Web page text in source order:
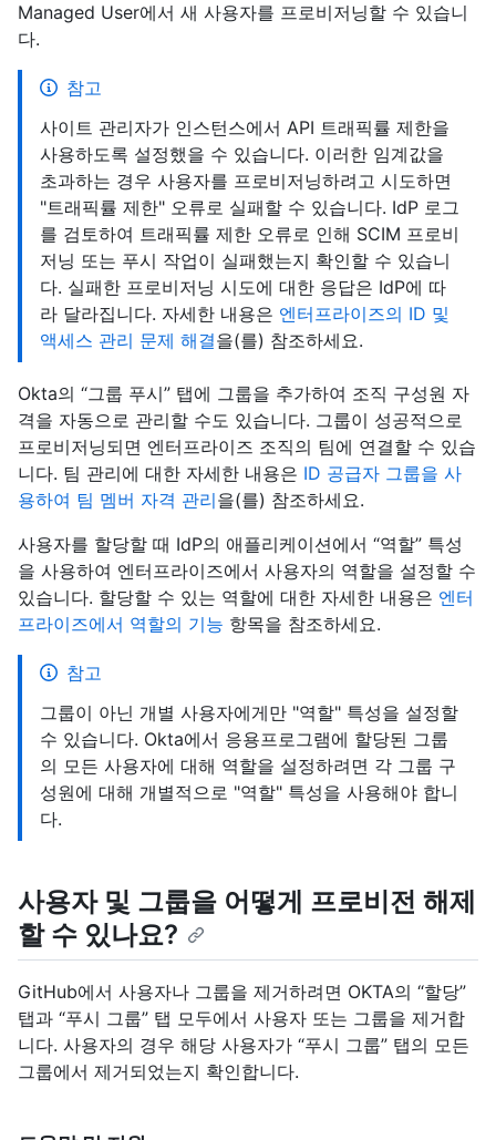
Managed User에서 새 사용자를 프로비저닝할 수 있습니
다.
참고
사이트 관리자가 인스턴스에서 API 트래픽률 제한을
사용하도록 설정했을 수 있습니다. 이러한 임계값을
초과하는 경우 사용자를 프로비저닝하려고 시도하면
"트래픽률 제한" 오류로 실패할 수 있습니다. IdP 로그
를 검토하여 트래픽률 제한 오류로 인해 SCIM 프로비
저닝 또는 푸시 작업이 실패했는지 확인할 수 있습니
다. 실패한 프로비저닝 시도에 대한 응답은 IdP에 따
라 달라집니다. 자세한 내용은 엔터프라이즈의 ID 및
액세스 관리 문제 해결을(를) 참조하세요.
Okta의 “그룹 푸시” 탭에 그룹을 추가하여 조직 구성원 자
격을 자동으로 관리할 수도 있습니다. 그룹이 성공적으로
프로비저닝되면 엔터프라이즈 조직의 팀에 연결할 수 있습
니다. 팀 관리에 대한 자세한 내용은 ID 공급자 그룹을 사
용하여 팀 멤버 자격 관리을(를) 참조하세요.
사용자를 할당할 때 IdP의 애플리케이션에서 “역할” 특성
을 사용하여 엔터프라이즈에서 사용자의 역할을 설정할 수
있습니다. 할당할 수 있는 역할에 대한 자세한 내용은 엔터
프라이즈에서 역할의 기능 항목을 참조하세요.
참고
그룹이 아닌 개별 사용자에게만 "역할" 특성을 설정할
수 있습니다. Okta에서 응용프로그램에 할당된 그룹
의 모든 사용자에 대해 역할을 설정하려면 각 그룹 구
성원에 대해 개별적으로 "역할" 특성을 사용해야 합니
다.
사용자 및 그룹을 어떻게 프로비전 해제
할 수 있나요?
GitHub에서 사용자나 그룹을 제거하려면 OKTA의 “할당”
탭과 “푸시 그룹” 탭 모두에서 사용자 또는 그룹을 제거합
니다. 사용자의 경우 해당 사용자가 “푸시 그룹” 탭의 모든
그룹에서 제거되었는지 확인합니다.